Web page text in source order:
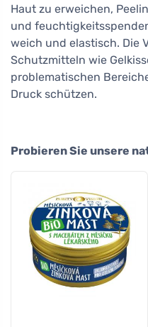
Haut zu erweichen,
und
weich und elastisch. Die
Schutzmitteln wie
problematischen
Druck schützen.
Probieren Sie unsere